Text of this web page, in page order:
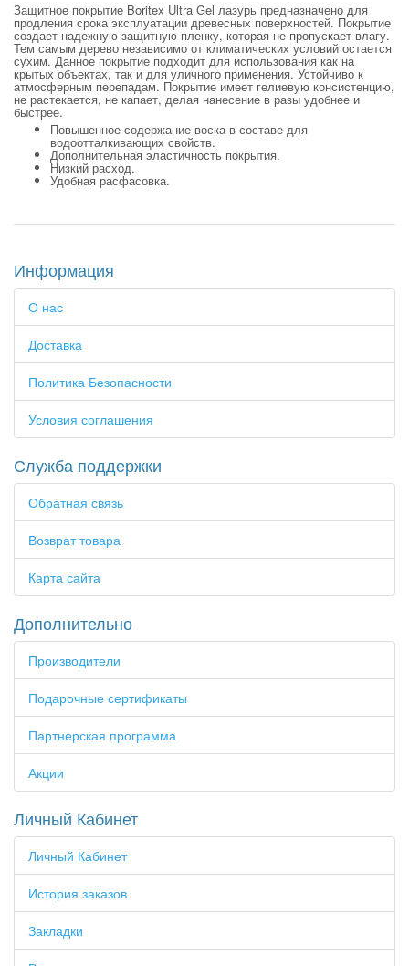
Защитное покрытие Boritex Ultra Gel лазурь предназначено для
продления срока эксплуатации древесных поверхностей. Покрытие
создает надежную защитную пленку, которая не пропускает влагу.
Тем самым дерево независимо от климатических условий остается
сухим. Данное покрытие подходит для использования как на
крытых объектах, так и для уличного применения. Устойчиво к
атмосферным перепадам. Покрытие имеет гелиевую консистенцию,
не растекается, не капает, делая нанесение в разы удобнее и
быстрее.
Повышенное содержание воска в составе для
водоотталкивающих свойств.
Дополнительная эластичность покрытия.
Низкий расход.
Удобная расфасовка.
Информация
О нас
Доставка
Политика Безопасности
Условия соглашения
Служба поддержки
Обратная связь
Возврат товара
Карта сайта
Дополнительно
Производители
Подарочные сертификаты
Партнерская программа
Акции
Личный Кабинет
Личный Кабинет
История заказов
Закладки